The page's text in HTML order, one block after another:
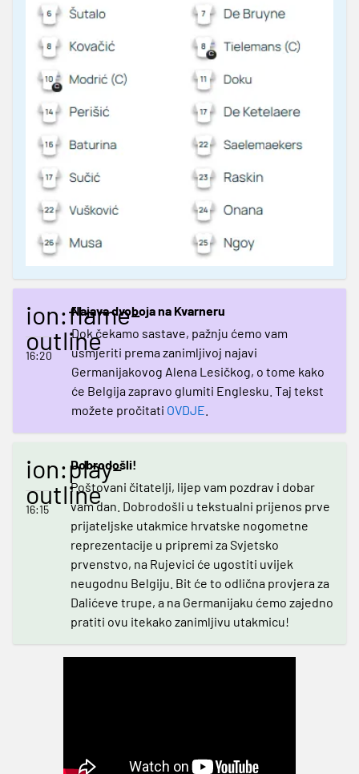
ion:flame-
outline
16:20
Najava dvoboja na Kvarneru
Dok čekamo sastave, pažnju ćemo vam
usmjeriti prema zanimljivoj najavi
Germanijakovog Alena Lesičkog, o tome kako
će Belgija zapravo glumiti Englesku. Taj tekst
možete pročitati OVDJE
ion:play-
outline
16:15
Dobrodošli!
Poštovani čitatelji, lijep vam pozdrav i dobar
vam dan. Dobrodošli u tekstualni prijenos prve
prijateljske utakmice hrvatske nogometne
reprezentacije u pripremi za Svjetsko
prvenstvo, na Rujevici će ugostiti uvijek
neugodnu Belgiju. Bit će to odlična provjera za
Dalićeve trupe, a na Germanijaku ćemo zajedno
pratiti ovu itekako zanimljivu utakmicu!